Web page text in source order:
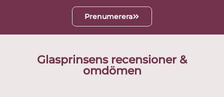
Prenumerera
Glasprinsens recensioner &
omdömen